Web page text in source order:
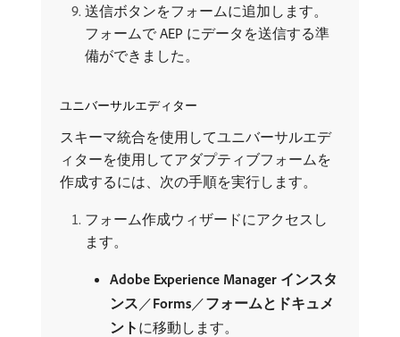
送信ボタンをフォームに追加します。
フォームで AEP にデータを送信する準
備ができました。
ユニバーサルエディター
スキーマ統合を使用してユニバーサルエデ
ィターを使用してアダプティブフォームを
作成するには、次の手順を実行します。
フォーム作成ウィザードにアクセスし
ます。
Adobe Experience Manager インスタ
ンス ／Forms ／フォームとドキュメ
ント ​に移動します。